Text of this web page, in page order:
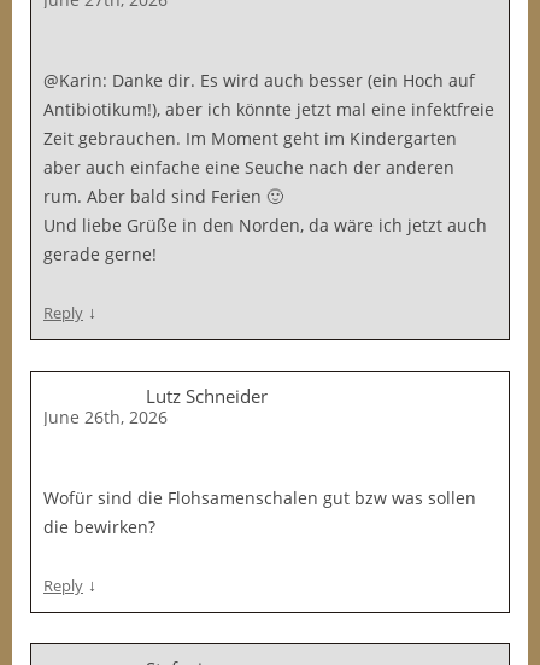
@Karin: Danke dir. Es wird auch besser (ein Hoch auf
Antibiotikum!), aber ich könnte jetzt mal eine infektfreie
Zeit gebrauchen. Im Moment geht im Kindergarten
aber auch einfache eine Seuche nach der anderen
rum. Aber bald sind Ferien 🙂
Und liebe Grüße in den Norden, da wäre ich jetzt auch
gerade gerne!
Reply ↓
Lutz Schneider
June 26th, 2026
Wofür sind die Flohsamenschalen gut bzw was sollen
die bewirken?
Reply ↓